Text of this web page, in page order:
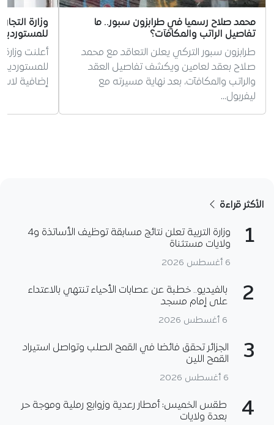
محمد صلاح رسميا في طرابزون سبور.. ما
تفاصيل الراتب والمكافآت؟
طرابزون سبور التركي يعلن التعاقد مع محمد
صلاح بعقد لعامين ويكشف تفاصيل العقد
والراتب والمكافآت، بعد نهاية مسيرته مع
ليفربول…
وزارة
للمستوردين
أعلنت
إضافية
الأكثر قراءة
1
وزارة التربية تعلن نتائج مسابقة توظيف الأساتذة و4
ولايات مستثناة
6 أغسطس 2026
2
بالفيديو.. خطبة عن عصابات الأحياء تنتهي بالاعتداء
على إمام مسجد
6 أغسطس 2026
3
الجزائر تحقق فائضا في القمح الصلب وتواصل استيراد
القمح اللين
6 أغسطس 2026
4
طقس الخميس: أمطار رعدية وزوابع رملية وموجة حر
بعدة ولايات